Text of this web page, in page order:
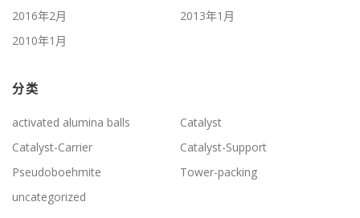
2016年2月
2013年1月
2010年1月
分类
activated alumina balls
Catalyst
Catalyst-Carrier
Catalyst-Support
Pseudoboehmite
Tower-packing
uncategorized